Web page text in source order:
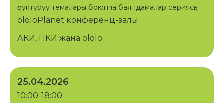
өнүктүрүү темалары боюнча баяндамалар сериясы
ololoPlanet конференц-залы
АКИ, ПКИ жана ololo
25.04.2026
10:00-18:00